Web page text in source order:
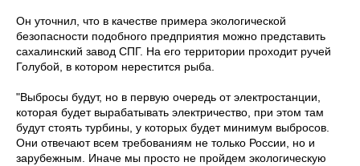
Он уточнил, что в качестве примера экологической
безопасности подобного предприятия можно представить
сахалинский завод СПГ. На его территории проходит ручей
Голубой, в котором нерестится рыба.
"Выбросы будут, но в первую очередь от электростанции,
которая будет вырабатывать электричество, при этом там
будут стоять турбины, у которых будет минимум выбросов.
Они отвечают всем требованиям не только России, но и
зарубежным. Иначе мы просто не пройдем экологическую